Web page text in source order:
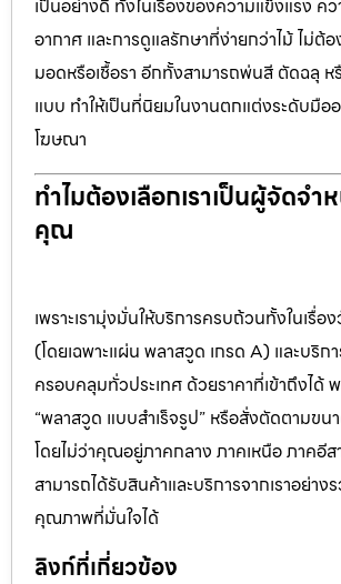
เป็นอย่างดี ทั้งในเรื่องของความแข็งแรง
อากาศ และการดูแลรักษาที่ง่ายกว่าไม้ ไม่ต้
มอดหรือเชื้อรา อีกทั้งสามารถพ่นสี ตัดฉลุ ห
แบบ ทำให้เป็นที่นิยมในงานตกแต่งระดับมือ
โฆษณา
ทำไมต้องเลือกเราเป็นผู้จัดจำ
คุณ
เพราะเรามุ่งมั่นให้บริการครบถ้วนทั้งในเรื่
(โดยเฉพาะแผ่น พลาสวูด เกรด A) และบริก
ครอบคลุมทั่วประเทศ ด้วยราคาที่เข้าถึงได้
“พลาสวูด แบบสำเร็จรูป” หรือสั่งตัดตามขน
โดยไม่ว่าคุณอยู่ภาคกลาง ภาคเหนือ ภาคอี
สามารถได้รับสินค้าและบริการจากเราอย่าง
คุณภาพที่มั่นใจได้
ลิงก์ที่เกี่ยวข้อง